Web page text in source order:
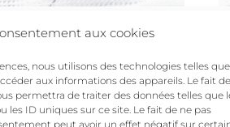
aux cookies
nous utilisons des technologies telles que
aux informations des appareils. Le fait de
permettra de traiter des données telles que
ID uniques sur ce site. Le fait de ne pas
peut avoir un effet négatif sur
EYES oro
€ El
precio
original
39,00€El
precio
actual